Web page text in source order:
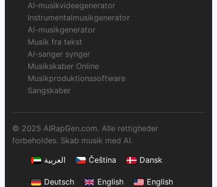
AI-musikvideegenerator
Instrumentalmusikgenerator
AI-musikgenerator
Musik fra tekst
AI-sanger synger
Musikskaber Online
Musikproduktionssoftware
Sangskaber
© 2025 AIRapGen.com. Alle rettigheder
forbeholdes. Skab musik med AI.
العربية
Čeština Dansk
Deutsch English English